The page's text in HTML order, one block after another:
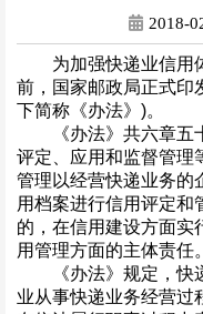
2018-
为加强快递业信用体
前，国家邮政局正式印
下简称《办法》)。
《办法》共六章五十
评定、应用和监督管理
管理以经营快递业务的
用档案进行信用评定和
的，在信用建设方面实
用管理方面的主体责任。
《办法》规定，快递
业从事快递业务经营过